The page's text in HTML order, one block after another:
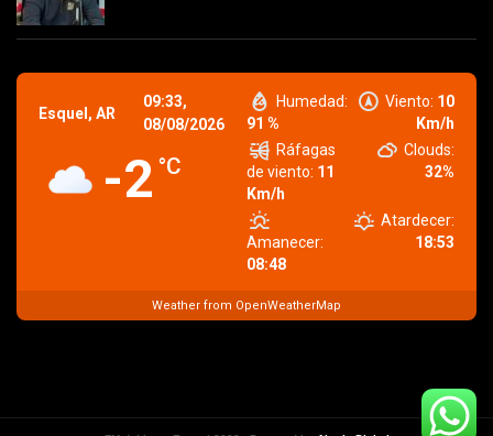
Esquel, AR
09:33,
08/08/2026
-2 °C
Humedad:
91 %
Viento: 10
Km/h
Ráfagas
de viento: 11
Km/h
Clouds:
32%
Amanecer:
08:48
Atardecer:
18:53
Weather from OpenWeatherMap